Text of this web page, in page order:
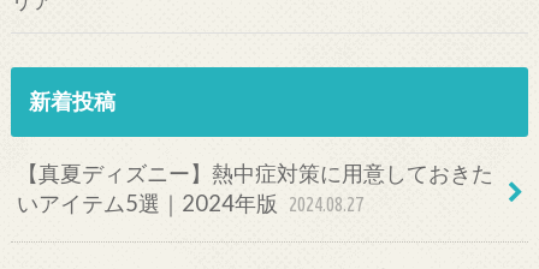
新着投稿
【真夏ディズニー】熱中症対策に用意しておきた
いアイテム5選｜2024年版
2024.08.27